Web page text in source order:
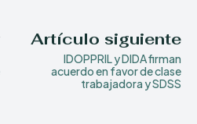
Artículo siguiente
IDOPPRIL y DIDA firman
acuerdo en favor de clase
trabajadora y SDSS